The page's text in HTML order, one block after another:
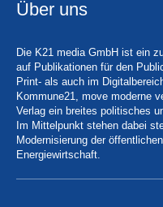
Über uns
Die K21 media GmbH ist ein
auf Publikationen für den
Print- als auch im
Kommune21, move moderne
Verlag ein breites politisches
Im Mittelpunkt stehen dabei
Modernisierung der
Energiewirtschaft.